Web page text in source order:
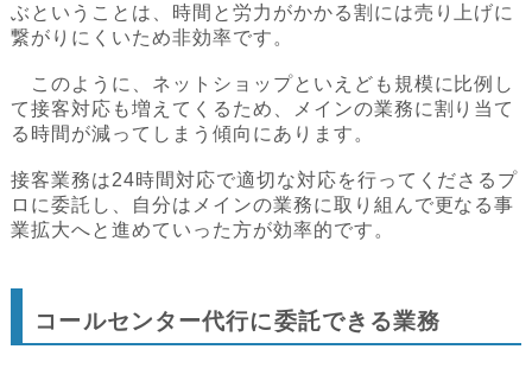
ぶということは、時間と労力がかかる割には売り上げに
繋がりにくいため非効率です。
このように、ネットショップといえども規模に比例し
て接客対応も増えてくるため、メインの業務に割り当て
る時間が減ってしまう傾向にあります。
接客業務は24時間対応で適切な対応を行ってくださるプ
ロに委託し、自分はメインの業務に取り組んで更なる事
業拡大へと進めていった方が効率的です。
コールセンター代行に委託できる業務